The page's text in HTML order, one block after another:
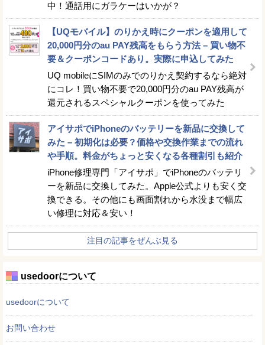
中！通話用にガラケーはいかが？
【UQモバイル】のりかえ時にクーポンを適用して
20,000円分のau PAY残高をもらう方法 – 買い物不
要＆クーポンコードあり。実際に申込してみた
UQ mobileにSIMのみでのりかえ契約するなら絶対
にコレ！買い物不要で20,000円分のau PAY残高が
還元されるスペシャルクーポンを使ってみた
アイサポでiPhoneのバッテリーを新品に交換して
みた – 初期化は必要？価格や交換作業までの流れ
や手順。料金がちょっと安くなる各種割引も紹介
iPhone修理専門「アイサポ」でiPhoneのバッテリ
ーを新品に交換してみた。Apple公式よりも安く交
換できる。その他にも画面割れから水没まで幅広
い修理に対応＆安い！
注目の記事をぜんぶ見る
usedoorについて
usedoorについて
お問い合わせ